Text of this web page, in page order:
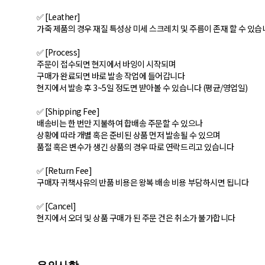
✅ [Leather]
가죽 제품의 경우 재질 특성상 미세 스크레치 및 주름이 존재 할 수 있습
✅ [Process]
주문이 접수되면 현지에서 바잉이 시작되며
구매가 완료되면 바로 발송 작업에 들어갑니다
현지에서 발송 후 3~5일 정도면 받아볼 수 있습니다 (평균/영업일)
✅ [Shipping Fee]
배송비는 한 번만 지불하여 합배송 주문할 수 있으나
상황에 따라 개별 혹은 준비된 상품 먼저 발송될 수 있으며
품절 혹은 변수가 생긴 상품의 경우 따로 연락드리고 있습니다
✅ [Return Fee]
구매자 귀책사유의 반품 비용은 왕복 배송 비용 부담하시면 됩니다
✅ [Cancel]
현지에서 오더 및 상품 구매가 된 주문 건은 취소가 불가합니다